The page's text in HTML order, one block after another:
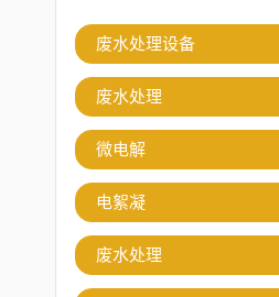
废水处理设备
废水处理
微电解
电絮凝
废水处理